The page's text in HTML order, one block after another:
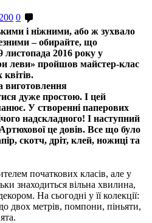
0
і ніжними, або ж зухвало
– обирайте, що
2016 року у
леви» пройшов майстер-клас
виготовлення
дуже простою. І цей
У створенні паперових
надскладного! І наступний
це довів. Все що було
скотч, дріт, клей, ножиці та
початкових класів, але у
знаходиться вільна хвилина,
На сьогодні у її колекції:
двох метрів, помпони, піньяти,